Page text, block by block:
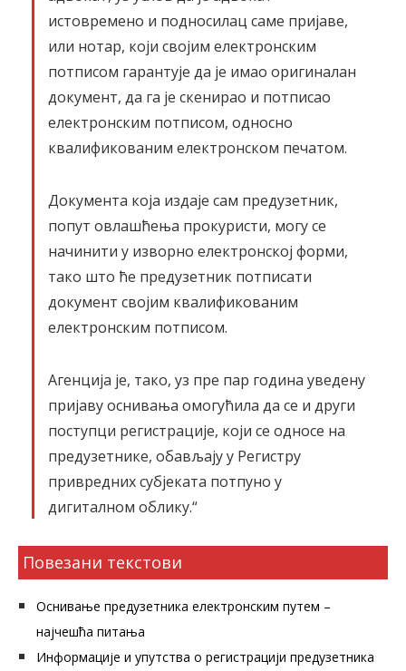
истовремено и подносилац саме пријаве,
или нотар, који својим електронским
потписом гарантује да је имао оригиналан
документ, да га је скенирао и потписао
електронским потписом, односно
квалификованим електронском печатом.
Документа која издаје сам предузетник,
попут овлашћења прокуристи, могу се
начинити у изворно електронској форми,
тако што ће предузетник потписати
документ својим квалификованим
електронским потписом.
Агенција је, тако, уз пре пар година уведену
пријаву оснивања омогућила да се и други
поступци регистрације, који се односе на
предузетнике, обављају у Регистру
привредних субјеката потпуно у
дигиталном облику.“
Повезани текстови
Оснивање предузетника електронским путем –
најчешћа питања
Информације и упутства о регистрацији предузетника